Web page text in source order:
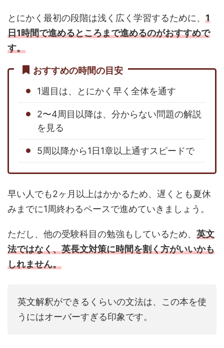
とにかく最初の段階は浅く広く学習するために、 1
日1時間で進めるところまで進めるのがおすすめで
す。
おすすめの時間の目安
1週目は、とにかく早く全体を通す
2〜4周目以降は、分からない問題の解説
を見る
5周以降から1日1章以上通すスピードで
早い人でも2ヶ月以上はかかるため、遅くとも夏休
みまでに1周終わるペースで進めていきましょう。
ただし、他の受験科目の勉強もしているため、 英文
法ではなく、英長文対策に時間を割く方がいいかも
しれません。
英文解釈ができるくらいの文法は、この本を使
うにはオーバーすぎる印象です。